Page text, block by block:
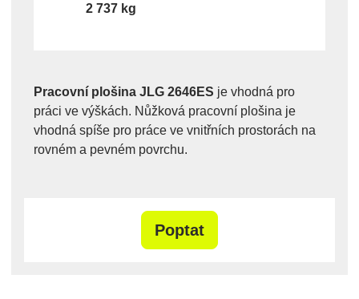
2 737 kg
Pracovní plošina JLG 2646ES je vhodná pro
práci ve výškách. Nůžková pracovní plošina je
vhodná spíše pro práce ve vnitřních prostorách na
rovném a pevném povrchu.
Poptat